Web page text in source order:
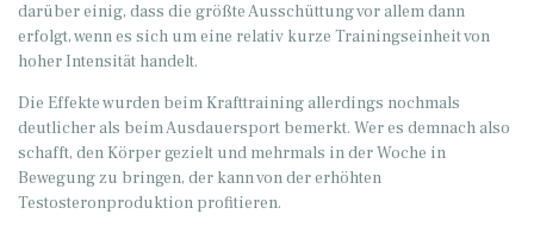
darüber einig, dass die größte Ausschüttung vor allem dann
erfolgt, wenn es sich um eine relativ kurze Trainingseinheit von
hoher Intensität handelt.
Die Effekte wurden beim Krafttraining allerdings nochmals
deutlicher als beim Ausdauersport bemerkt. Wer es demnach also
schafft, den Körper gezielt und mehrmals in der Woche in
Bewegung zu bringen, der kann von der erhöhten
Testosteronproduktion profitieren.